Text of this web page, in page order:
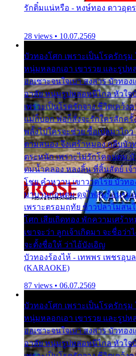
รักติ๋มแน่หรือ - หงษ์ทอง ดาวอุด
28 views • 10.07.2569
บัวทองโศก เพราะเป็นโรครักรุ
หนุ่มหลอกเอา เขารวย และรูปห
ออเซาะจนใจเบา สงสาร บัวทอง
อาลัย หนุ่มรูปหล่อหนีไกล หัวใจ
เพราะเป็นโรครักจาง ชีวิตเคว้ง
แม่ก็บอก พ่อก็สั่งจะรักใครสักครั้
พลั้งไปใครจะช่วย ซื้อเปลมาไก
ตามสนอง จึงเศร้าหมอง กลีบบัว
ตระหนัก เพราะไม่รักโคลนตม
ตมน้ำคลอง หลงลิ้น ที่สิ้นสัตย์ เจ้
โชย คำหวาน เขาวาดโรย บัวท
มาบานก่อนตูม ดุจไฟสุมร้อนรุม
เพราะตรอมฤทัย ข้าวปลาไม่สน
โศก เสียเถิดทอง พักความเศร้า
เขาจะว่า ลูกเจ้าเกิดมา จะชื่อว่
จะตั้งชื่อให้ ว่าไอ้บังเอิญ
บัวทองร้องไห้ - เทพพร เพชรอุบ
(KARAOKE)
87 views • 06.07.2569
บัวทองโศก เพราะเป็นโรครักรุ
หนุ่มหลอกเอา เขารวย และรูปห
ออเซาะจนใจเบา สงสาร บัวทอง
อาลัย หนุ่มรูปหล่อหนีไกล หัวใจ